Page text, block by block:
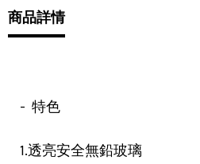
商品詳情
- 特色
1.透亮安全無鉛玻璃